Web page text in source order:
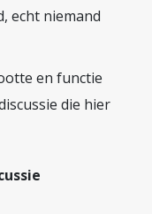
echt niemand
en functie
die hier